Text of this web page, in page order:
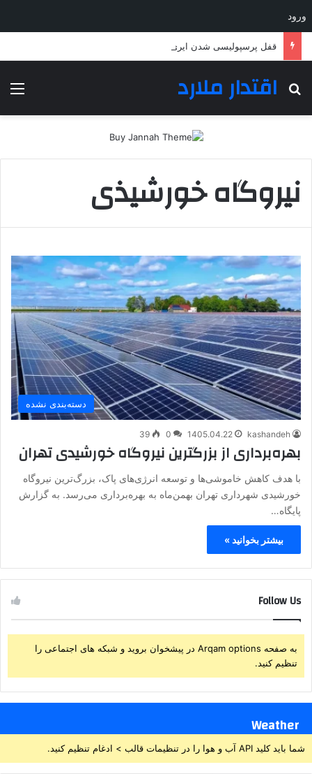
ورود
قفل پرسپولیسی شدن ایری بالاخره شکست
اقتدار ملارد
جستجو برای
نیروگاه خورشیذی
دسته‌بندی نشده
kashandeh
1405.04.22
0
39
بهره‌برداری از بزرگترین نیروگاه خورشیدی تهران
با هدف کاهش خاموشی‌ها و توسعه انرژی‌های پاک، بزرگ‌ترین نیروگاه
خورشیدی شهرداری تهران بهمن‌ماه به بهره‌برداری می‌رسد. به گزارش
پایگاه…
بیشتر بخوانید »
Follow Us
به صفحه Arqam options در پیشخوان بروید و شبکه های اجتماعی را
تنظیم کنید.
Weather
شما باید کلید API آب و هوا را در تنظیمات قالب > ادغام تنظیم کنید.